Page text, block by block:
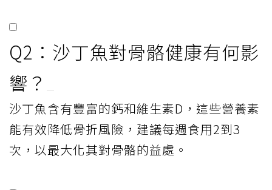
Q2：沙丁魚對骨骼健康有何影
響？
沙丁魚含有豐富的鈣和維生素D，這些營養素
能有效降低骨折風險，建議每週食用2到3
次，以最大化其對骨骼的益處。